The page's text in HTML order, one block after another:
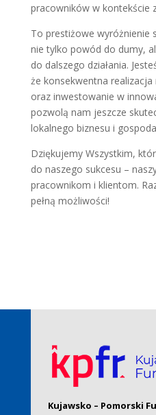
pracowników w kontekście
To prestiżowe wyróżnienie
nie tylko powód do dumy,
do dalszego działania.
że konsekwentna
oraz inwestowanie w
pozwolą nam jeszcze
lokalnego biznesu i
Dziękujemy Wszystkim,
do naszego sukcesu –
pracownikom i klientom.
pełną możliwości!
Kujawsko – Pomorski